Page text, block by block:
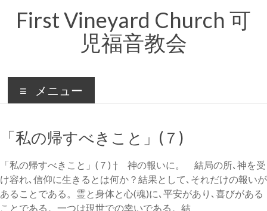
ス
ッ
First Vineyard Church 可
児福音教会
メニュー
「私の帰すべきこと」(７)
「私の帰すべきこと」(７) † 神の報いに。 結局の所､神を受
け容れ､信仰に生きるとは何か？結果として､それだけの報いが
あることである。霊と身体と心(魂)に､平安があり､喜びがある
ことである。一つは現世での幸いである。結